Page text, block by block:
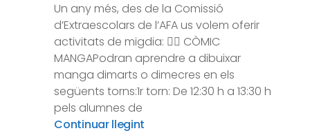
Un any més, des de la Comissió
d’Extraescolars de l’AFA us volem oferir
activitats de migdia: ✍🏼 CÒMIC
MANGAPodran aprendre a dibuixar
manga dimarts o dimecres en els
següents torns:1r torn: De 12:30 h a 13:30 h
pels alumnes de
Continuar llegint